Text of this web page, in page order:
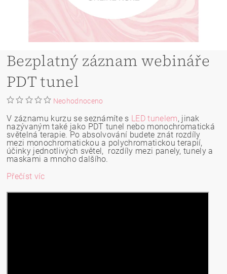
Bezplatný záznam webináře
PDT tunel
Neohodnoceno
V záznamu kurzu se seznámíte s LED tunelem, jinak
nazývaným také jako PDT tunel nebo monochromatická
světelná terapie. Po absolvování budete znát rozdíly
mezi monochromatickou a polychromatickou terapií,
účinky jednotlivých světel, rozdíly mezi panely, tunely a
maskami a mnoho dalšího.
Přečíst víc